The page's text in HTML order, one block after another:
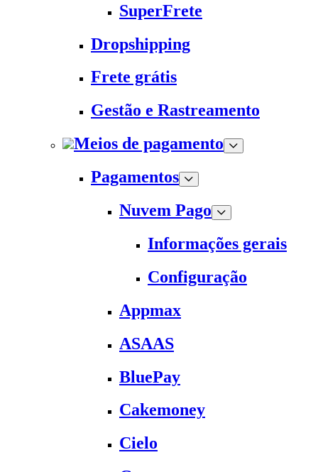
SuperFrete
Dropshipping
Frete grátis
Gestão e Rastreamento
Meios de pagamento
Pagamentos
Nuvem Pago
Informações gerais
Configuração
Appmax
ASAAS
BluePay
Cakemoney
Cielo